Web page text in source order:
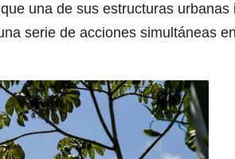
una de sus estructuras
serie de acciones simultáneas